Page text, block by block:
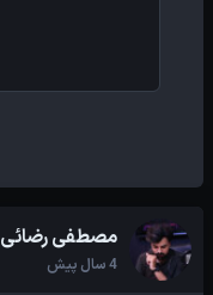
مصطفی رضائی
4 سال پیش